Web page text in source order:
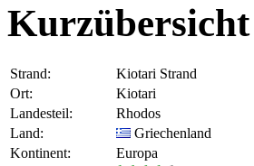
Kurzübersicht
Strand:
Kiotari Strand
Ort:
Kiotari
Landesteil:
Rhodos
Land:
Griechenland
Kontinent:
Europa